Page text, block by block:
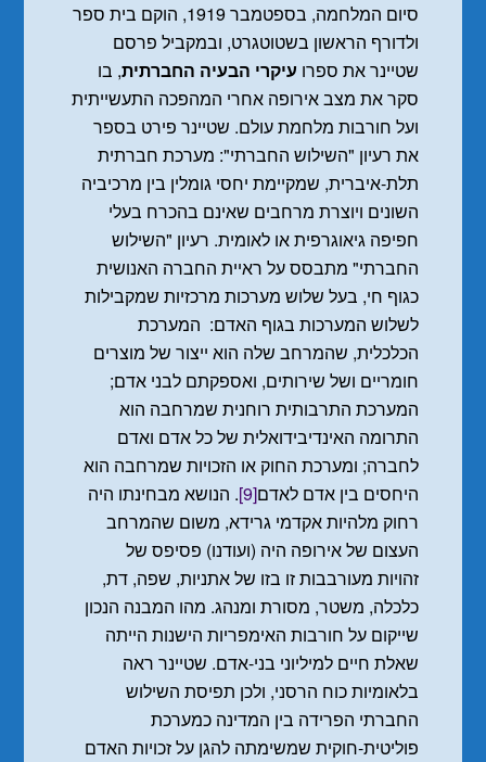
סיום המלחמה, בספטמבר 1919, הוקם בית ספר
ולדורף הראשון בשטוטגרט, ובמקביל פרסם
שטיינר את ספרו עיקרי הבעיה החברתית, בו
סקר את מצב אירופה אחרי המהפכה התעשייתית
ועל חורבות מלחמת עולם. שטיינר פירט בספר
את רעיון "השילוש החברתי": מערכת חברתית
תלת-איברית, שמקיימת יחסי גומלין בין מרכיביה
השונים ויוצרת מרחבים שאינם בהכרח בעלי
חפיפה גיאוגרפית או לאומית. רעיון "השילוש
החברתי" מתבסס על ראיית החברה האנושית
כגוף חי, בעל שלוש מערכות מרכזיות שמקבילות
לשלוש המערכות בגוף האדם: המערכת
הכלכלית, שהמרחב שלה הוא ייצור של מוצרים
חומריים ושל שירותים, ואספקתם לבני אדם;
המערכת התרבותית רוחנית שמרחבה הוא
התרומה האינדיבידואלית של כל אדם ואדם
לחברה; ומערכת החוק או הזכויות שמרחבה הוא
היחסים בין אדם לאדם[9]
. הנושא מבחינתו היה
רחוק מלהיות אקדמי גרידא, משום שהמרחב
העצום של אירופה היה (ועודנו) פסיפס של
זהויות מעורבבות זו בזו של אתניות, שפה, דת,
כלכלה, משטר, מסורת ומנהג. מהו המבנה הנכון
שייקום על חורבות האימפריות הישנות הייתה
שאלת חיים למיליוני בני-אדם. שטיינר ראה
בלאומיות כוח הרסני, ולכן תפיסת השילוש
החברתי הפרידה בין המדינה כמערכת
פוליטית-חוקית שמשימתה להגן על זכויות האדם